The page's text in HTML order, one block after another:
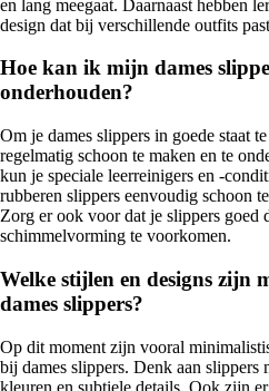
en lang meegaat. Daarnaast hebben
design dat bij verschillende outfits
Hoe kan ik mijn dames
onderhouden?
Om je dames slippers in goede staat
regelmatig schoon te maken en te
kun je speciale leerreinigers en -
rubberen slippers eenvoudig schoon
Zorg er ook voor dat je slippers goed
schimmelvorming te voorkomen.
Welke stijlen en designs zijn
dames slippers?
Op dit moment zijn vooral
bij dames slippers. Denk aan slippers
kleuren en subtiele details. Ook zijn